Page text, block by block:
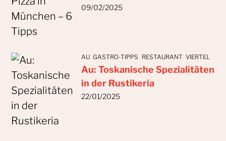
09/02/2025
AU GASTRO-TIPPS RESTAURANT VIERTEL
Au: Toskanische Spezialitäten
in der Rustikeria
22/01/2025